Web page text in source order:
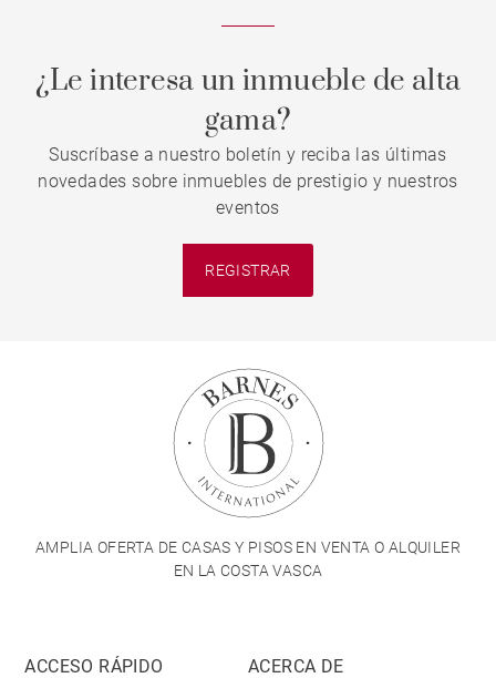
¿Le interesa un inmueble de alta
gama?
Suscríbase a nuestro boletín y reciba las últimas
novedades sobre inmuebles de prestigio y nuestros
eventos
REGISTRAR
AMPLIA OFERTA DE CASAS Y PISOS EN VENTA O ALQUILER
EN LA COSTA VASCA
ACCESO RÁPIDO
ACERCA DE